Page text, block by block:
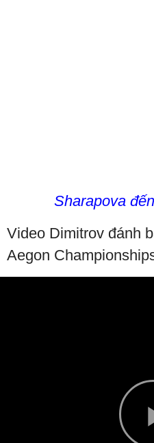
Sharapova
Video Dimitrov đánh
Aegon